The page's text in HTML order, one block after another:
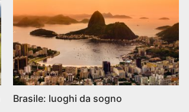
Brasile: luoghi da sogno